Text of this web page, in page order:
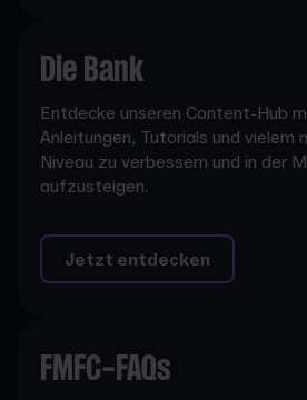
Die Bank
Entdecke unseren Content-Hub
Anleitungen, Tutorials und vielem
Niveau zu verbessern und in der
aufzusteigen.
Jetzt entdecken
FMFC-FAQs